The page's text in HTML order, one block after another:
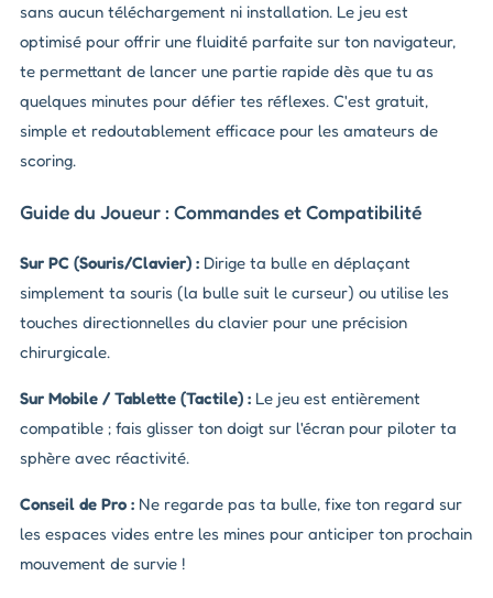
sans aucun téléchargement ni installation. Le jeu est
optimisé pour offrir une fluidité parfaite sur ton navigateur,
te permettant de lancer une partie rapide dès que tu as
quelques minutes pour défier tes réflexes. C'est gratuit,
simple et redoutablement efficace pour les amateurs de
scoring.
Guide du Joueur : Commandes et Compatibilité
Sur PC (Souris/Clavier) : Dirige ta bulle en déplaçant
simplement ta souris (la bulle suit le curseur) ou utilise les
touches directionnelles du clavier pour une précision
chirurgicale.
Sur Mobile / Tablette (Tactile) : Le jeu est entièrement
compatible ; fais glisser ton doigt sur l'écran pour piloter ta
sphère avec réactivité.
Conseil de Pro : Ne regarde pas ta bulle, fixe ton regard sur
les espaces vides entre les mines pour anticiper ton prochain
mouvement de survie !